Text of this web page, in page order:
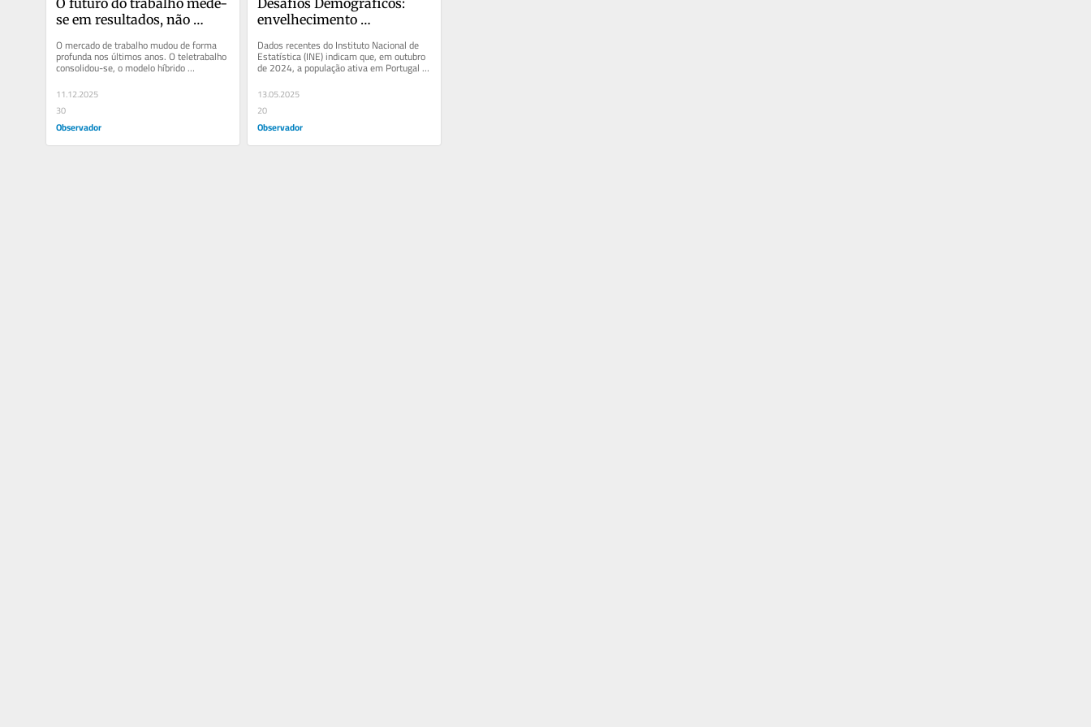
se em resultados, não
O mercado de trabalho mudou de forma
profunda nos últimos anos. O teletrabalho
consolidou-se, o modelo híbrido
estabilizou e apareceram novos...
11.12.2025
30
Observador
envelhecimento
Dados recentes do Instituto Nacional de
Estatística (INE) indicam que, em outubro
de 2024, a população ativa em Portugal é
de mais de 5,4 milhões...
13.05.2025
20
Observador